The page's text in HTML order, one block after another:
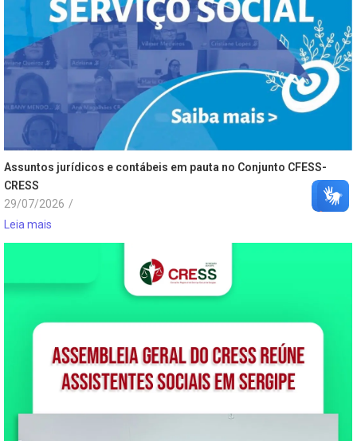
Assuntos jurídicos e contábeis em pauta no Conjunto CFESS-
CRESS
29/07/2026 /
Leia mais